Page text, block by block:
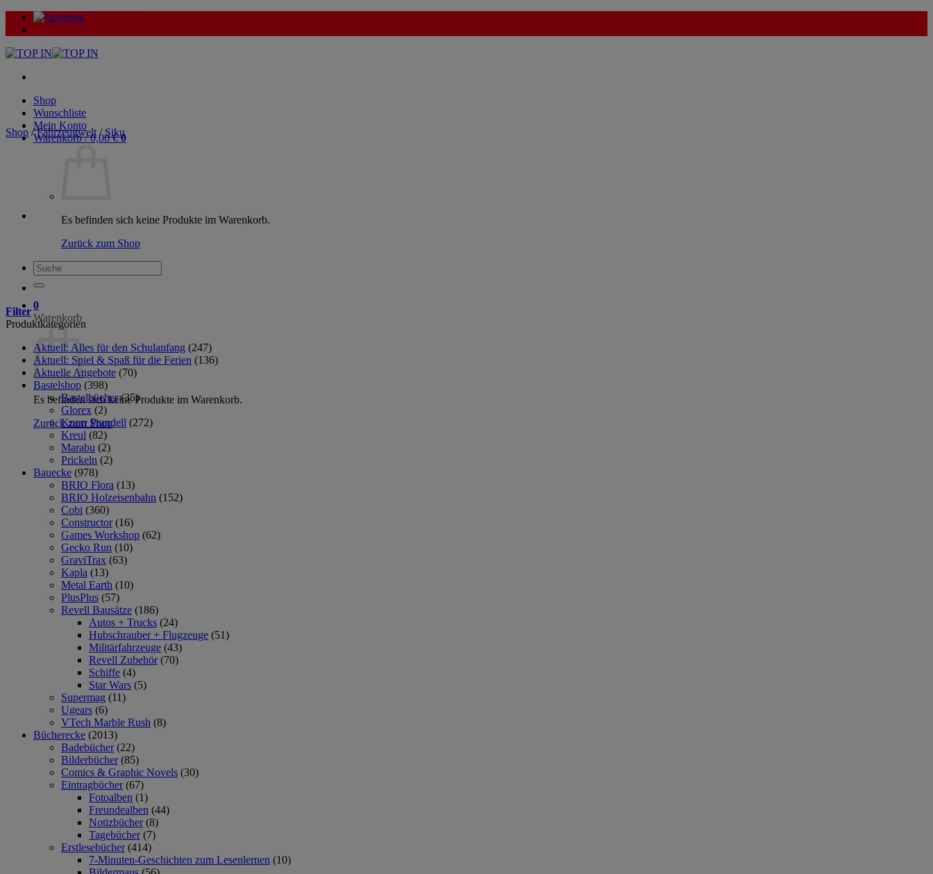
Zum
Inhalt
Shop
Wunschliste
Mein Konto
Warenkorb /0,00€ 0
Es befinden sich keine Produkte im Warenkorb.
Zurück zum Shop
Suche
nach:
0
Warenkorb
Es befinden sich keine Produkte im Warenkorb.
Zurück zum Shop
Shop / Fahrzeugwelt / Siku
Filter
Produktkategorien
Aktuell: Alles für den Schulanfang (247)
Aktuell: Spiel & Spaß für die Ferien (136)
Aktuelle Angebote (70)
Bastelshop (398)
Bastelbücher (35)
Glorex (2)
Knorr Prandell (272)
Kreul (82)
Marabu (2)
Prickeln (2)
Bauecke (978)
BRIO Flora (13)
BRIO Holzeisenbahn (152)
Cobi (360)
Constructor (16)
Games Workshop (62)
Gecko Run (10)
GraviTrax (63)
Kapla (13)
Metal Earth (10)
PlusPlus (57)
Revell Bausätze (186)
Autos + Trucks (24)
Hubschrauber + Flugzeuge (51)
Militärfahrzeuge (43)
Revell Zubehör (70)
Schiffe (4)
Star Wars (5)
Supermag (11)
Ugears (6)
VTech Marble Rush (8)
Bücherecke (2013)
Badebücher (22)
Bilderbücher (85)
Comics & Graphic Novels (30)
Eintragbücher (67)
Fotoalben (1)
Freundealben (44)
Notizbücher (8)
Tagebücher (7)
Erstlesebücher (414)
7-Minuten-Geschichten zum Lesenlernen (10)